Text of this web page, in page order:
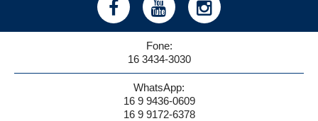
Fone:
16 3434-3030
WhatsApp:
16 9 9436-0609
16 9 9172-6378